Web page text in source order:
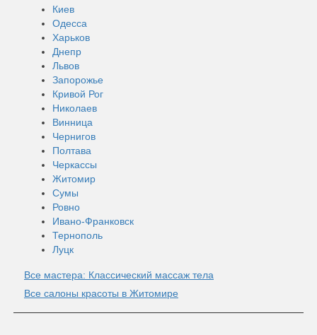
Киев
Одесса
Харьков
Днепр
Львов
Запорожье
Кривой Рог
Николаев
Винница
Чернигов
Полтава
Черкассы
Житомир
Сумы
Ровно
Ивано-Франковск
Тернополь
Луцк
Все мастера: Классический массаж тела
Все салоны красоты в Житомире